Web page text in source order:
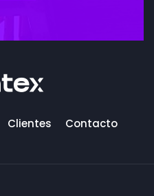
Clientes Contacto